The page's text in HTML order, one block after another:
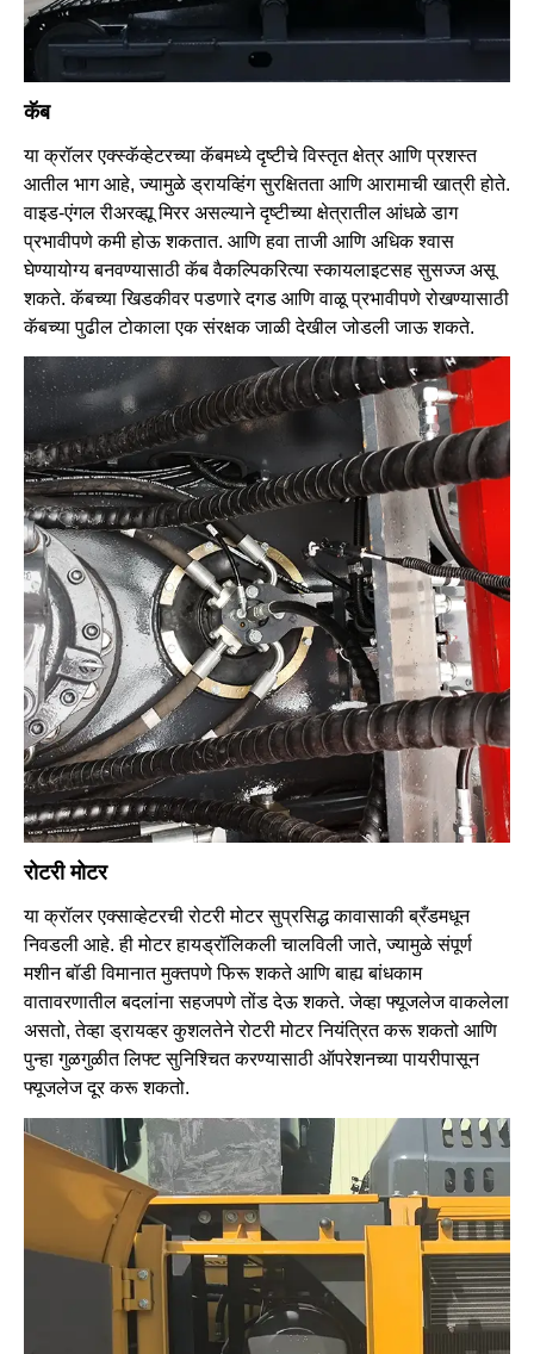
कॅब
या क्रॉलर एक्स्कॅव्हेटरच्या कॅबमध्ये दृष्टीचे विस्तृत क्षेत्र आणि प्रशस्त
आतील भाग आहे, ज्यामुळे ड्रायव्हिंग सुरक्षितता आणि आरामाची खात्री होते.
वाइड-एंगल रीअरव्ह्यू मिरर असल्याने दृष्टीच्या क्षेत्रातील आंधळे डाग
प्रभावीपणे कमी होऊ शकतात. आणि हवा ताजी आणि अधिक श्वास
घेण्यायोग्य बनवण्यासाठी कॅब वैकल्पिकरित्या स्कायलाइटसह सुसज्ज असू
शकते. कॅबच्या खिडकीवर पडणारे दगड आणि वाळू प्रभावीपणे रोखण्यासाठी
कॅबच्या पुढील टोकाला एक संरक्षक जाळी देखील जोडली जाऊ शकते.
रोटरी मोटर
या क्रॉलर एक्साव्हेटरची रोटरी मोटर सुप्रसिद्ध कावासाकी ब्रँडमधून
निवडली आहे. ही मोटर हायड्रॉलिकली चालविली जाते, ज्यामुळे संपूर्ण
मशीन बॉडी विमानात मुक्तपणे फिरू शकते आणि बाह्य बांधकाम
वातावरणातील बदलांना सहजपणे तोंड देऊ शकते. जेव्हा फ्यूजलेज वाकलेला
असतो, तेव्हा ड्रायव्हर कुशलतेने रोटरी मोटर नियंत्रित करू शकतो आणि
पुन्हा गुळगुळीत लिफ्ट सुनिश्चित करण्यासाठी ऑपरेशनच्या पायरीपासून
फ्यूजलेज दूर करू शकतो.